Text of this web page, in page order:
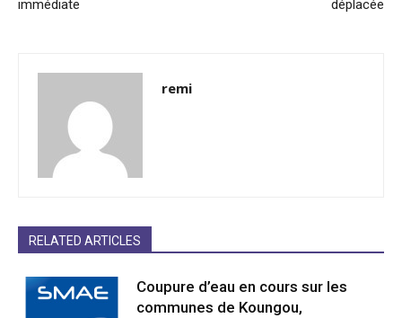
immédiate déplacée
remi
RELATED ARTICLES
Coupure d’eau en cours sur les
communes de Koungou,